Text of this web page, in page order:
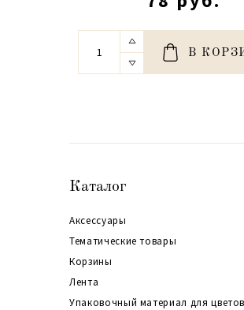
В
Каталог
Аксессуары
Тематические товары
Корзины
Лента
Упаковочный материал для